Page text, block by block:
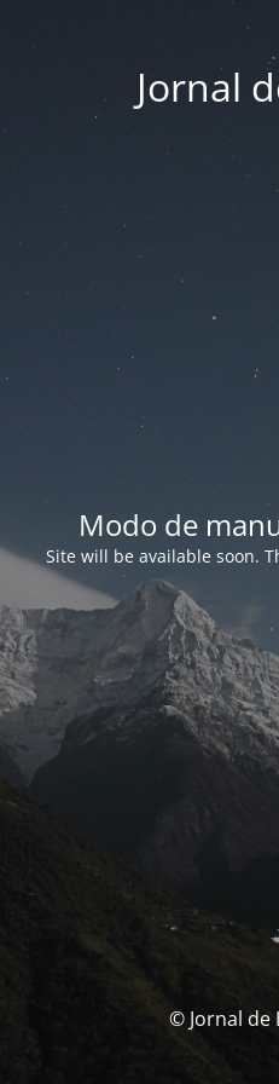
Jornal
Modo de
Site will be available soon.
© Jornal de